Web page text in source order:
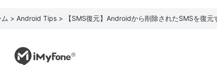
> Android Tips > 【SMS復元】Androidから削除されたSMSを復元